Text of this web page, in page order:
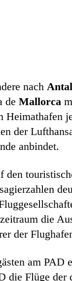
nach
de Mallorca
der
anbindet.
die
der
am
Flüge der